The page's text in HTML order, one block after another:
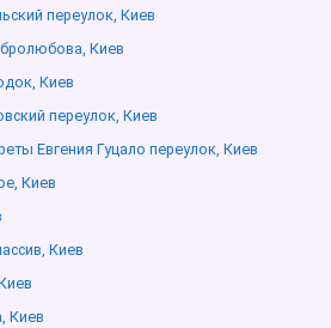
переулок, Киев
Киев
Киев
переулок, Киев
Евгения Гуцало переулок, Киев
Киев
Киев
Киев